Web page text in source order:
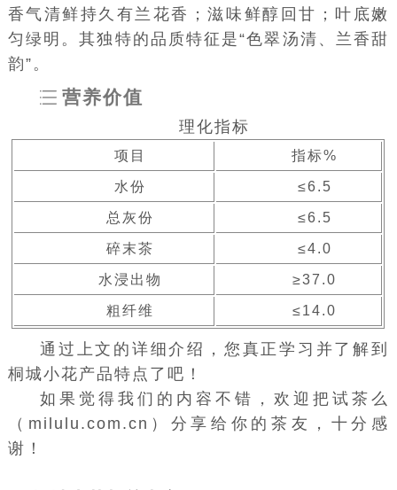
香气清鲜持久有兰花香；滋味鲜醇回甘；叶底嫩
匀绿明。其独特的品质特征是“色翠汤清、兰香甜
韵”。
营养价值
理化指标
项目 指标%
水份 ≤6.5
总灰份 ≤6.5
碎末茶 ≤4.0
水浸出物 ≥37.0
粗纤维 ≤14.0
通过上文的详细介绍，您真正学习并了解到
桐城小花产品特点了吧！
如果觉得我们的内容不错，欢迎把试茶么
（milulu.com.cn）分享给你的茶友，十分感
谢！